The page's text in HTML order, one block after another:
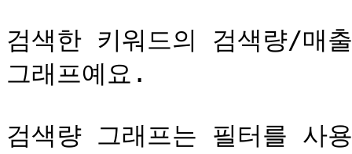
검색한 키워드의 검색량/매
그래프예요.
검색량 그래프는 필터를 사